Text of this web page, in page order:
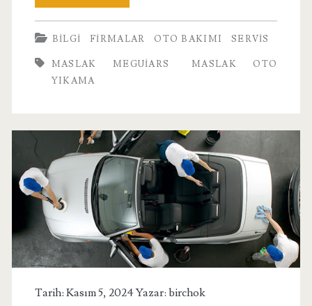
Oto
Yıkama
BILGI FIRMALAR OTO BAKIMI SERVIS
MASLAK MEGUIARS
MASLAK OTO
YIKAMA
Tarih: Kasım 5, 2024 Yazar: birchok